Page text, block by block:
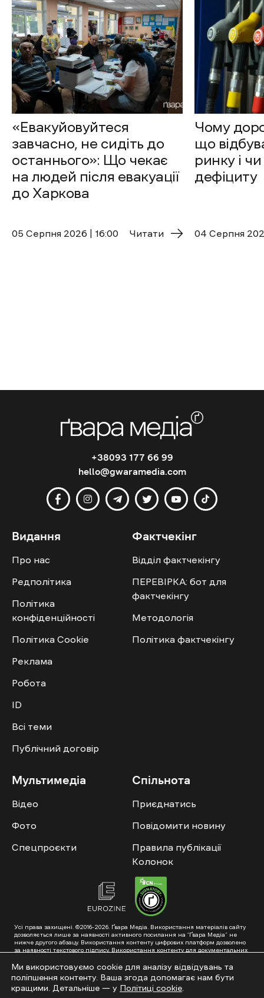
«Евакуйовуйтеся
завчасно, не сидіть до
останнього»: Що чекає
на людей після евакуації
до Харкова
05 Cерпня 2026 | 16:00 Читати
Чому
що
ринку і
дефіциту
04 Cерпня
+38093 177 66 99
hello@gwaramedia.com
Видання
Про нас
Редполітика
Політика
конфіденційності
Політика Cookie
Реклама
Робота
ID
Всі теми
Публічний договір
Фактчекінг
Відділ фактчекінгу
ПЕРЕВІРКА: бот для
фактчекінгу
Методологія
Політика фактчекінгу
Мультимедіа
Відео
Фото
Спецпроєкти
Спільнота
Приєднатись
Повідомити новину
Правила публікації
Колонок
Усі права захищені. ©2016-2026. Ґвара Медіа. Використання матеріалів сайту
дозволяється лише за наявності активного посилання на “Ґвара Медіа” не
нижче другого абзацу. Використання контенту цифрових платформ дозволено
за наявності текстового підпису. Використання контенту для документальних
схвалення від редакції.
Суб’єкт у сфері онлайн-медіа; ідентифікатор медіа – R40-01353. Поштова
адреса: ГО «Ґвара Медіа», 61057, Харків, вул. Гоголя, 14, абонентська скринька
№7400
Ми використовуємо cookie для аналізу відвідувань та
поліпшення контенту. Ваша згода допомагає нам бути
кращими. Детальніше — у Політиці cookie